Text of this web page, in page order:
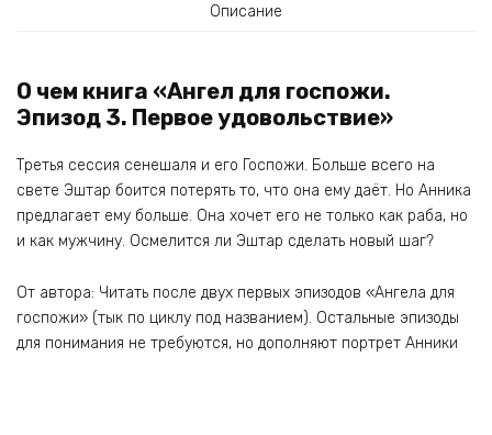
Описание
О чем книга «Ангел для госпожи.
Эпизод 3. Первое удовольствие»
Третья сессия сенешаля и его Госпожи. Больше всего на
свете Эштар боится потерять то, что она ему даёт. Но Анника
предлагает ему больше. Она хочет его не только как раба, но
и как мужчину. Осмелится ли Эштар сделать новый шаг?
От автора: Читать после двух первых эпизодов «Ангела для
госпожи» (тык по циклу под названием). Остальные эпизоды
для понимания не требуются, но дополняют портрет Анники